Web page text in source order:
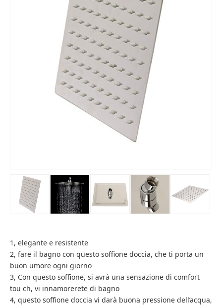
1, elegante e resistente
2, fare il bagno con questo soffione doccia, che ti porta un
buon umore ogni giorno
3, Con questo soffione, si avrà una sensazione di comfort
tou ch, vi innamorerete di bagno
4, questo soffione doccia vi darà buona pressione dell’acqua,